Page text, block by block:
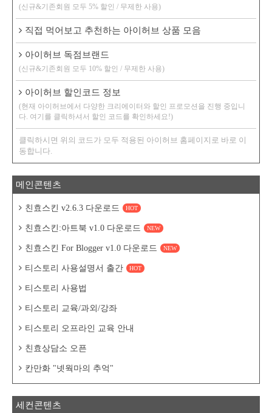
(신규&기존회원 모두 5% 할인 / 무제한 사용)
직접 먹어보고 추천하는 아이허브 상품 모음
아이허브 독점브랜드
(신규&기존회원 모두 10% 할인 / 무제한 사용)
아이허브 할인코드 정보
(현재 아이허브에서 다양한 크리에이터와 할인 프로모션을 진행 중입니
다. 여기를 클릭하셔서 할인 코드를 확인하세요!)
클릭하시면 위의 코드가 모두 적용된 아이허브 홈페이지로 바로 이
동합니다.
메인콘텐츠
친효스킨 v2.6.3 다운로드 HOT
친효스킨:아트북 v1.0 다운로드 NEW
친효스킨 For Blogger v1.0 다운로드 NEW
티스토리 사용설명서 출간 HOT
티스토리 사용법
티스토리 교육/과외/강좌
티스토리 오프라인 교육 안내
친효상담소 오픈
칸만화 "넷웍마의 추억"
세컨콘텐츠